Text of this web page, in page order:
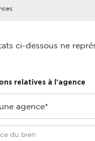
ci-dessous ne
relatives à l'agence